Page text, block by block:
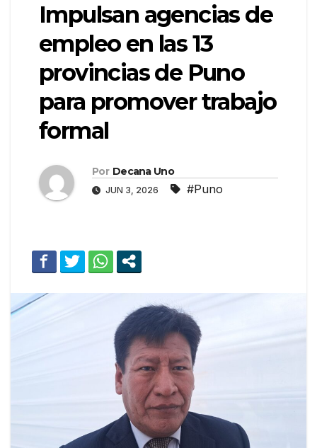
Impulsan agencias de
empleo en las 13
provincias de Puno
para promover trabajo
formal
Por Decana Uno
JUN 3, 2026 #Puno